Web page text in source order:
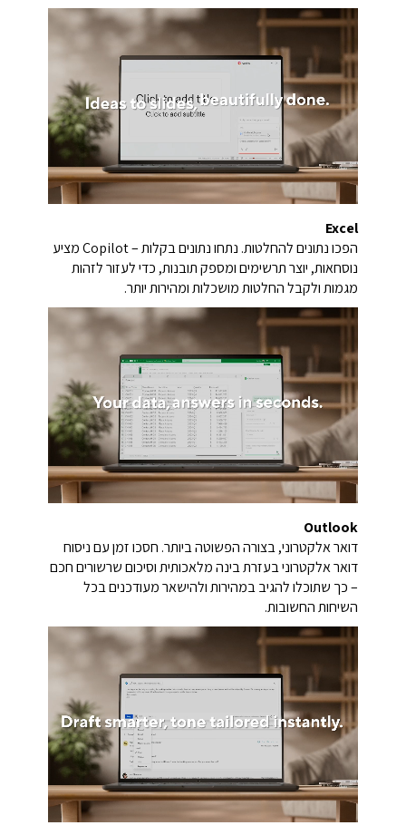
Excel
הפכו נתונים להחלטות. נתחו נתונים בקלות – Copilot מציע
נוסחאות, יוצר תרשימים ומספק תובנות, כדי לעזור לזהות
מגמות ולקבל החלטות מושכלות ומהירות יותר.
Outlook
דואר אלקטרוני, בצורה הפשוטה ביותר. חסכו זמן עם ניסוח
דואר אלקטרוני בעזרת בינה מלאכותית וסיכום שרשורים חכם
– כך שתוכלו להגיב במהירות ולהישאר מעודכנים בכל
השיחות החשובות.